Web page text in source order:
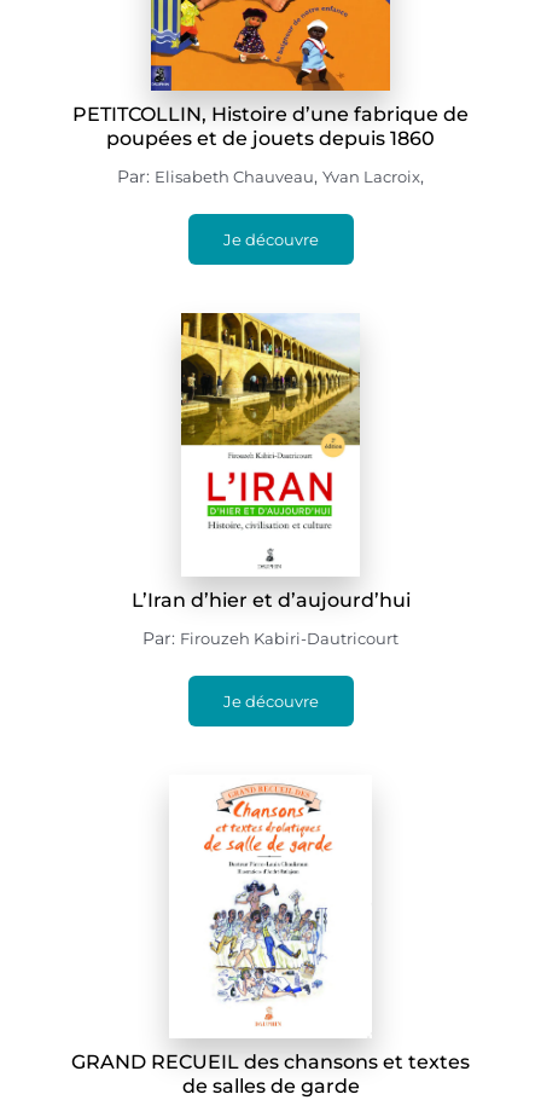
PETITCOLLIN, Histoire d’une fabrique de
poupées et de jouets depuis 1860
Par: Elisabeth Chauveau, Yvan Lacroix,
Je découvre
L’Iran d’hier et d’aujourd’hui
Par: Firouzeh Kabiri-Dautricourt
Je découvre
GRAND RECUEIL des chansons et textes
de salles de garde